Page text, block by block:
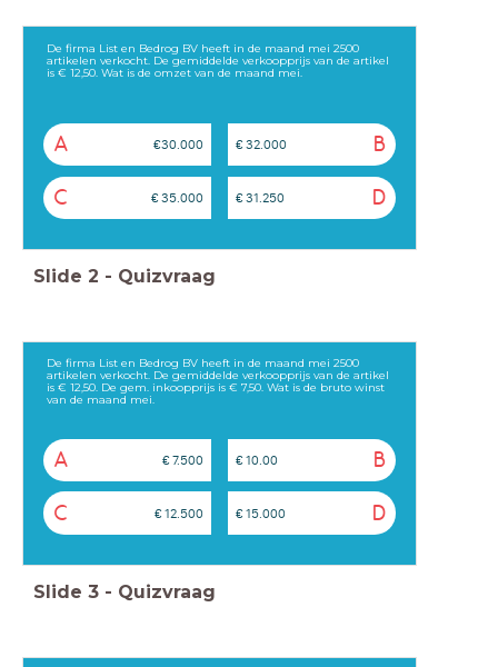
De firma List en Bedrog BV heeft in de maand mei 2500
artikelen verkocht. De gemiddelde verkoopprijs van de artikel
is € 12,50. Wat is de omzet van de maand mei.
A €30.000 B
€ 32.000
C € 35.000 D
€ 31.250
Slide 2 - Quizvraag
De firma List en Bedrog BV heeft in de maand mei 2500
artikelen verkocht. De gemiddelde verkoopprijs van de artikel
is € 12,50. De gem. inkoopprijs is € 7,50. Wat is de bruto winst
van de maand mei.
A € 7.500 B
€ 10.00
C € 12.500 D
€ 15.000
Slide 3 - Quizvraag